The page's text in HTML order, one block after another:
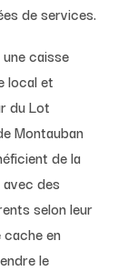
de services.
caisse
local et
du Lot
Montauban
de la
des
selon leur
en
le